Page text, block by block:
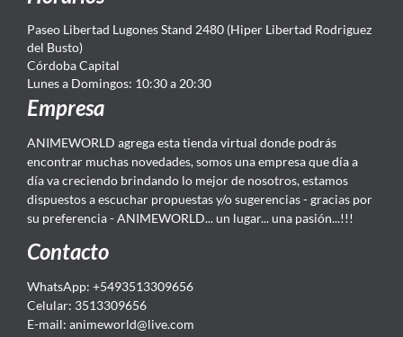
Paseo Libertad Lugones Stand 2480 (Hiper Libertad Rodriguez
del Busto)
Córdoba Capital
Lunes a Domingos: 10:30 a 20:30
Empresa
ANIMEWORLD agrega esta tienda virtual donde podrás
encontrar muchas novedades, somos una empresa que día a
día va creciendo brindando lo mejor de nosotros, estamos
dispuestos a escuchar propuestas y/o sugerencias - gracias por
su preferencia - ANIMEWORLD... un lugar... una pasión...!!!
Contacto
WhatsApp: +5493513309656
Celular: 3513309656
E-mail: animeworld@live.com